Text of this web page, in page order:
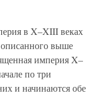
в X–XIII веках
выше
империя X–
по три
и начинаются обе